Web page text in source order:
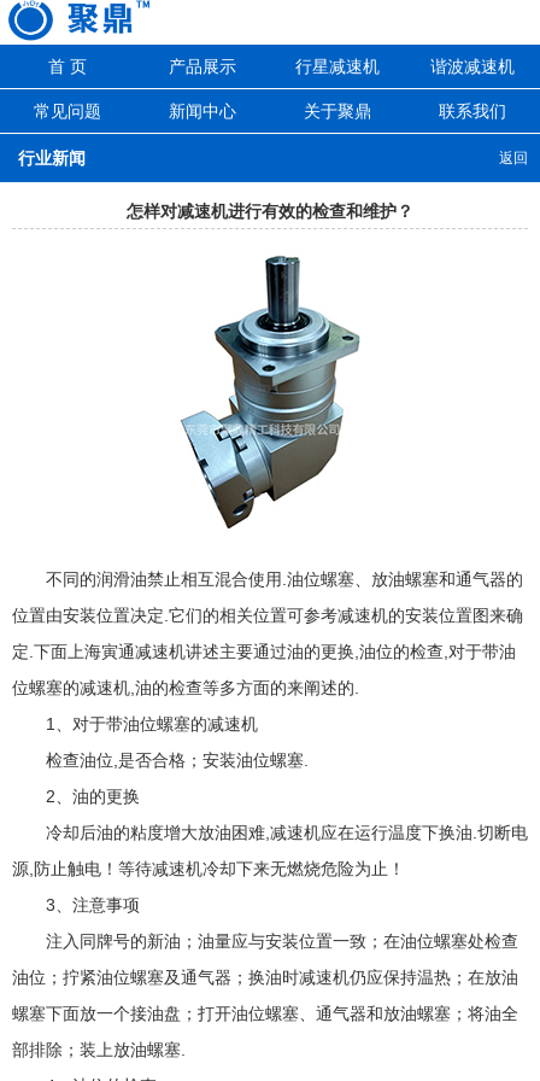
首 页 产品展示 行星减速机 谐波减速机
常见问题 新闻中心 关于聚鼎 联系我们
返回
行业新闻
怎样对减速机进行有效的检查和维护？
不同的润滑油禁止相互混合使用.油位螺塞、放油螺塞和通气器的
位置由安装位置决定.它们的相关位置可参考减速机的安装位置图来确
定.下面上海寅通减速机讲述主要通过油的更换,油位的检查,对于带油
位螺塞的减速机,油的检查等多方面的来阐述的.
1、对于带油位螺塞的减速机
检查油位,是否合格；安装油位螺塞.
2、油的更换
冷却后油的粘度增大放油困难,减速机应在运行温度下换油.切断电
源,防止触电！等待减速机冷却下来无燃烧危险为止！
3、注意事项
注入同牌号的新油；油量应与安装位置一致；在油位螺塞处检查
油位；拧紧油位螺塞及通气器；换油时减速机仍应保持温热；在放油
螺塞下面放一个接油盘；打开油位螺塞、通气器和放油螺塞；将油全
部排除；装上放油螺塞.